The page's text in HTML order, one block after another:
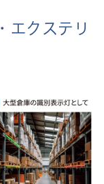
エクステリ